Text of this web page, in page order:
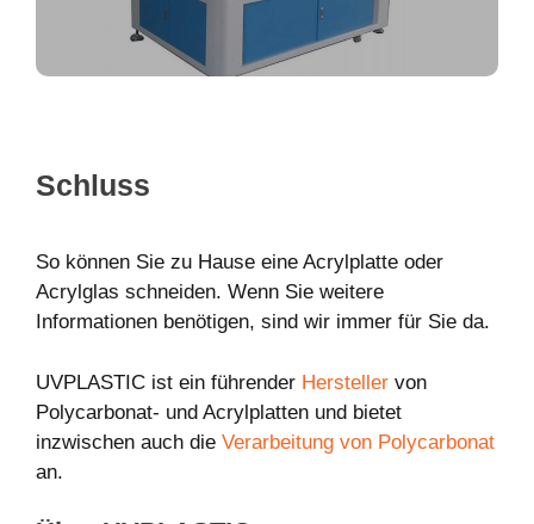
Schluss
So können Sie zu Hause eine Acrylplatte oder
Acrylglas schneiden. Wenn Sie weitere
Informationen benötigen, sind wir immer für Sie da.
UVPLASTIC ist ein führender Hersteller von
Polycarbonat- und Acrylplatten und bietet
inzwischen auch die Verarbeitung von Polycarbonat
an.